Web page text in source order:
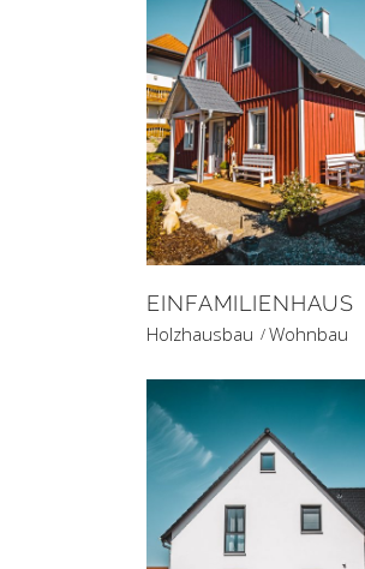
EINFAMILIENHAUS
Holzhausbau Wohnbau